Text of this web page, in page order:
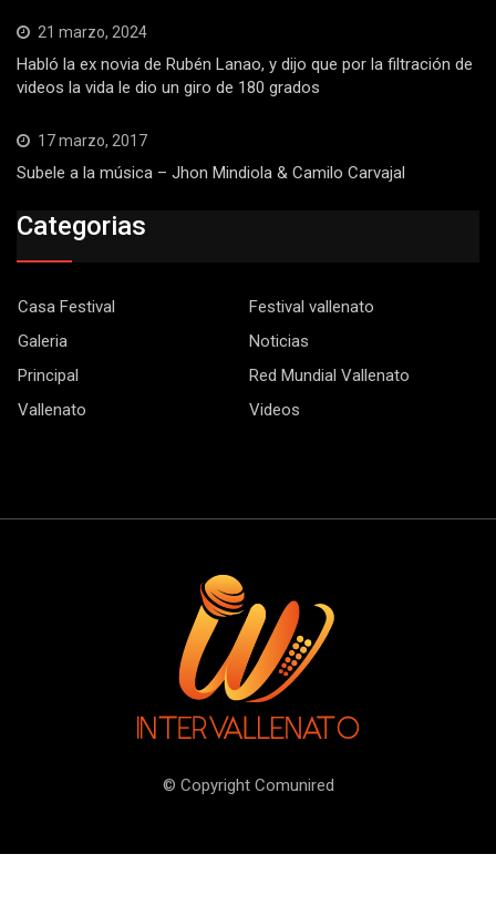
21 marzo, 2024
Habló la ex novia de Rubén Lanao, y dijo que por la filtración de
videos la vida le dio un giro de 180 grados
17 marzo, 2017
Subele a la música – Jhon Mindiola & Camilo Carvajal
Categorias
Casa Festival
Festival vallenato
Galeria
Noticias
Principal
Red Mundial Vallenato
Vallenato
Videos
© Copyright Comunired